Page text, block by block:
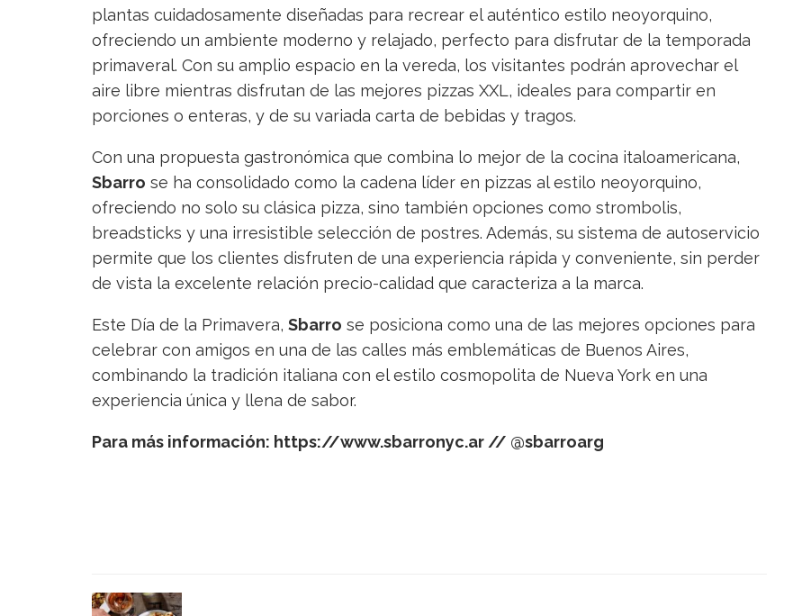
plantas cuidadosamente diseñadas para recrear el auténtico estilo neoyorquino,
ofreciendo un ambiente moderno y relajado, perfecto para disfrutar de la temporada
primaveral. Con su amplio espacio en la vereda, los visitantes podrán aprovechar el
aire libre mientras disfrutan de las mejores pizzas XXL, ideales para compartir en
porciones o enteras, y de su variada carta de bebidas y tragos.
Con una propuesta gastronómica que combina lo mejor de la cocina italoamericana,
Sbarro se ha consolidado como la cadena líder en pizzas al estilo neoyorquino,
ofreciendo no solo su clásica pizza, sino también opciones como strombolis,
breadsticks y una irresistible selección de postres. Además, su sistema de autoservicio
permite que los clientes disfruten de una experiencia rápida y conveniente, sin perder
de vista la excelente relación precio-calidad que caracteriza a la marca.
Este Día de la Primavera, Sbarro se posiciona como una de las mejores opciones para
celebrar con amigos en una de las calles más emblemáticas de Buenos Aires,
combinando la tradición italiana con el estilo cosmopolita de Nueva York en una
experiencia única y llena de sabor.
Para más información: https://www.sbarronyc.ar // @sbarroarg